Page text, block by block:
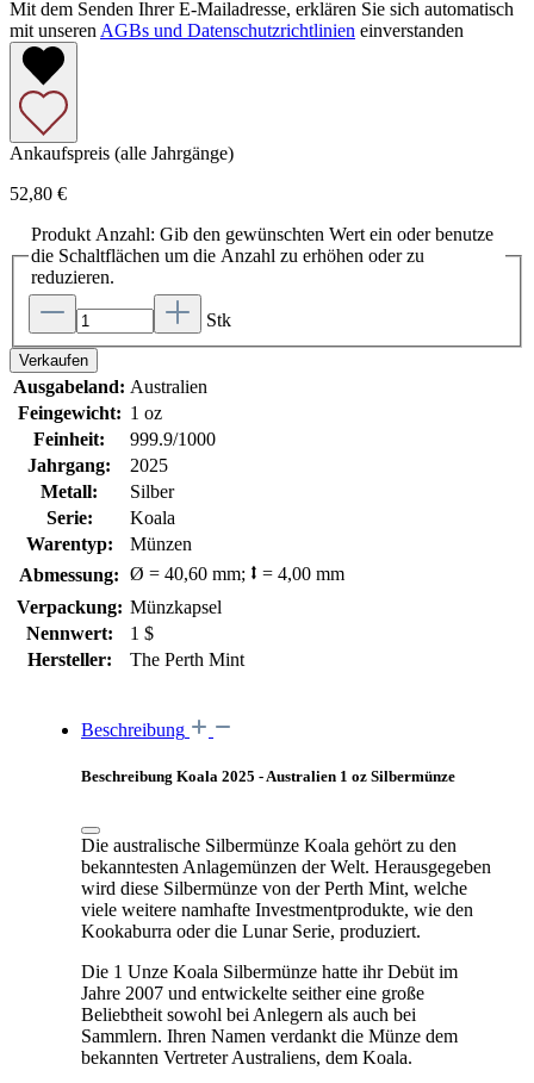
Mit dem Senden Ihrer E-Mailadresse, erklären Sie sich automatisch
mit unseren AGBs und Datenschutzrichtlinien einverstanden
Ankaufspreis (alle Jahrgänge)
52,80 €
Produkt Anzahl: Gib den gewünschten Wert ein oder benutze
die Schaltflächen um die Anzahl zu erhöhen oder zu
reduzieren.
Stk
Verkaufen
Ausgabeland: Australien
Feingewicht: 1 oz
Feinheit:
999.9/1000
Jahrgang:
2025
Metall:
Silber
Serie:
Koala
Warentyp:
Münzen
Abmessung: Ø = 40,60 mm; ⭥ = 4,00 mm
Verpackung: Münzkapsel
Nennwert:
1 $
Hersteller:
The Perth Mint
Beschreibung
Beschreibung Koala 2025 - Australien 1 oz Silbermünze
Die australische Silbermünze Koala gehört zu den
bekanntesten Anlagemünzen der Welt. Herausgegeben
wird diese Silbermünze von der Perth Mint, welche
viele weitere namhafte Investmentprodukte, wie den
Kookaburra oder die Lunar Serie, produziert.
Die 1 Unze Koala Silbermünze hatte ihr Debüt im
Jahre 2007 und entwickelte seither eine große
Beliebtheit sowohl bei Anlegern als auch bei
Sammlern. Ihren Namen verdankt die Münze dem
bekannten Vertreter Australiens, dem Koala.